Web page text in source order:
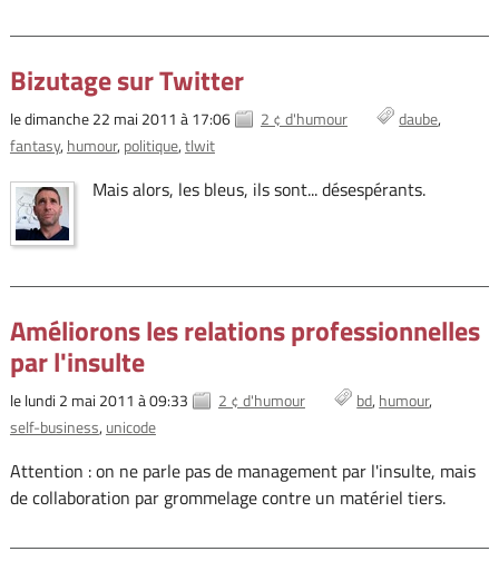
Bizutage sur Twitter
le dimanche 22 mai 2011 à 17:06 2 ¢ d'humour
daube
fantasy humour politique tlwit
Mais alors, les bleus, ils sont... désespérants.
Améliorons les relations professionnelles
par l'insulte
le lundi 2 mai 2011 à 09:33 2 ¢ d'humour bd humour
self-business unicode
Attention : on ne parle pas de management par l'insulte, mais
de collaboration par grommelage contre un matériel tiers.